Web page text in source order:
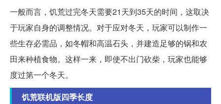
一般而言，饥荒过完冬天需要21天到35天的时间，这取决
于玩家自身的调整情况。对于应对冬天，玩家可以制作一
些生存必需品，如冬帽和高温石头，并建造足够的锅和农
田来种植食物。这样一来，即使不出门砍柴，玩家也能够
度过第一个冬天。
饥荒联机版四季长度